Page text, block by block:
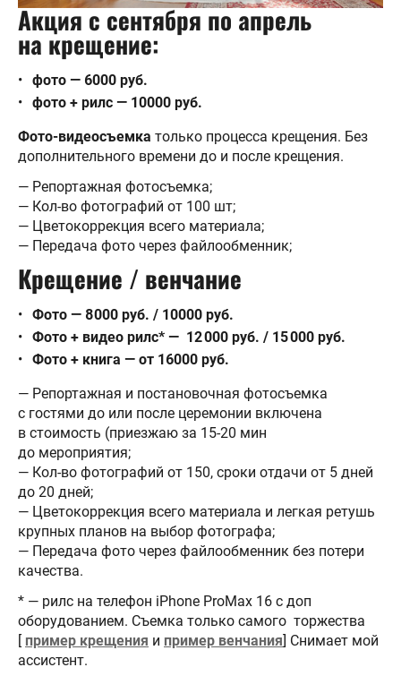
Акция с сентября по апрель
на крещение:
фото — 6000 руб.
фото + рилс — 10000 руб.
Фото-видеосъемка только процесса крещения. Без
дополнительного времени до и после крещения.
— Репортажная фотосъемка;
— Кол-во фотографий от 100 шт;
— Цветокоррекция всего материала;
— Передача фото через файлообменник;
Крещение / венчание
Фото — 8000 руб. / 10000 руб.
Фото + видео рилс* — 12 000 руб. / 15 000 руб.
Фото + книга — от 16000 руб.
— Репортажная и постановочная фотосъемка
с гостями до или после церемонии включена
в стоимость (приезжаю за 15-20 мин
до мероприятия;
— Кол-во фотографий от 150, сроки отдачи от 5 дней
до 20 дней;
— Цветокоррекция всего материала и легкая ретушь
крупных планов на выбор фотографа;
— Передача фото через файлообменник без потери
качества.
* — рилс на телефон iPhone ProMax 16 с доп
оборудованием. Съемка только самого торжества
[ пример крещения и пример венчания] Снимает мой
ассистент.